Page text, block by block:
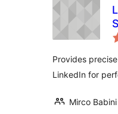
Provides
LinkedIn for
Mirco Babini